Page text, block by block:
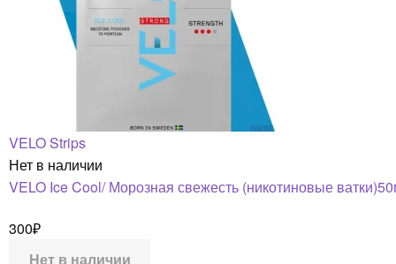
VELO Strips
Нет в наличии
VELO Ice Cool/ Морозная свежесть (никотиновые
300₽
Нет в наличии